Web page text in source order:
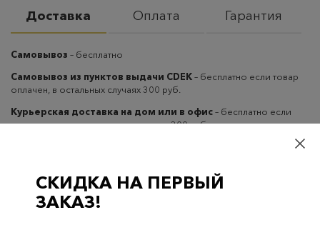
Доставка Оплата Гарантия
Самовывоз – бесплатно
Самовывоз из пунктов выдачи CDEK– бесплатно если товар
оплачен, в остальных случаях 300 руб.
Курьерская доставка на дом или в офис– бесплатно если
товар оплачен, в остальных случаях 300 руб.
Проверьте наличие в магазинах
СКИДКА НА ПЕРВЫЙ
ЗАКАЗ!